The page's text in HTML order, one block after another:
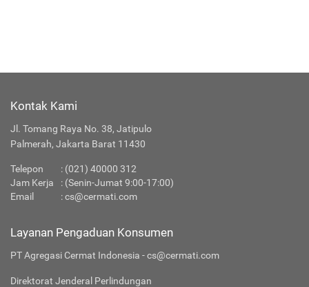
Kontak Kami
Jl. Tomang Raya No. 38, Jatipulo
Palmerah, Jakarta Barat 11430
Telepon : (021) 40000 312
Jam Kerja
: (Senin-Jumat 9:00-17:00)
Email
:cs@cermati.com
Layanan Pengaduan Konsumen
PT Agregasi Cermat Indonesia - cs@cermati.com
Direktorat Jenderal Perlindungan